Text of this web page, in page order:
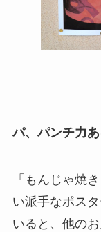
パ、パンチ力
「もんじゃ焼
い派手なポス
いると、他の